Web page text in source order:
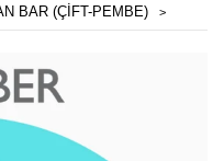
BAR (ÇİFT-PEMBE)